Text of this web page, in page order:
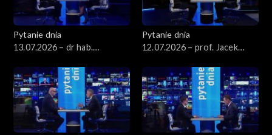
Pytanie dnia
13.07.2026 – dr hab.
Pytanie dnia
12.07.2026 – prof. Jacek